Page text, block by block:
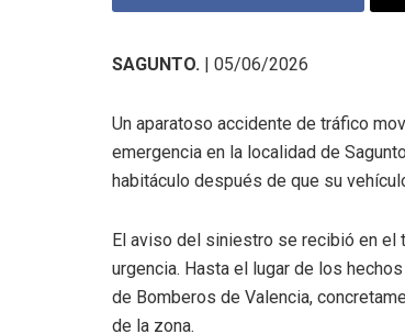
SAGUNTO. | 05/06/2026
Un aparatoso accidente de tráfico
emergencia en la localidad de
habitáculo después de que su
El aviso del siniestro se recibió en el
urgencia. Hasta el lugar de los
de Bomberos de Valencia,
de la zona.